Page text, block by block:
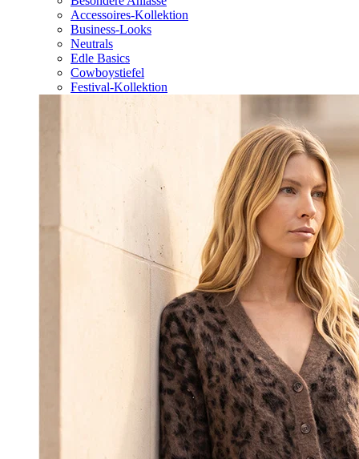
Accessoires-Kollektion
Business-Looks
Neutrals
Edle Basics
Cowboystiefel
Festival-Kollektion